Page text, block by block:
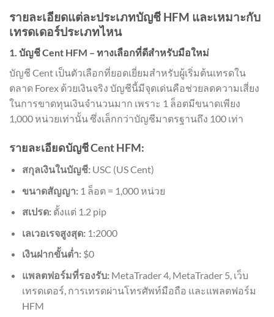
รายละเอียดแต่ละประเภทบัญชี HFM และเหมาะกับ
เทรดเดอร์ประเภทไหน
1. บัญชี Cent HFM – ทางเลือกที่ดีสำหรับมือใหม่
บัญชี Cent เป็นตัวเลือกที่ยอดเยี่ยมสำหรับผู้เริ่มต้นเทรดใน
ตลาด Forex ด้วยเงินจริง บัญชีนี้มีจุดเด่นคือช่วยลดความเสี่ยง
ในการขาดทุนเงินจำนวนมาก เพราะ 1 ล็อตมีขนาดเพียง
1,000 หน่วยเท่านั้น ซึ่งเล็กกว่าบัญชีมาตรฐานถึง 100 เท่า
รายละเอียดบัญชี Cent HFM:
สกุลเงินในบัญชี:USC (US Cent)
ขนาดสัญญา:1 ล็อต = 1,000 หน่วย
สเปรด:ตั้งแต่ 1.2 pip
เลเวอเรจสูงสุด:1:2000
เงินฝากขั้นต่ำ:$0
แพลตฟอร์มที่รองรับ:MetaTrader 4, MetaTrader 5, เว็บ
เทรดเดอร์, การเทรดผ่านโทรศัพท์มือถือ และแพลตฟอร์ม
HFM